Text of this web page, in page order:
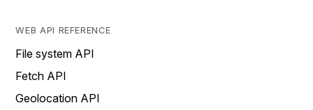
WEB API REFERENCE
File system API
Fetch API
Geolocation API